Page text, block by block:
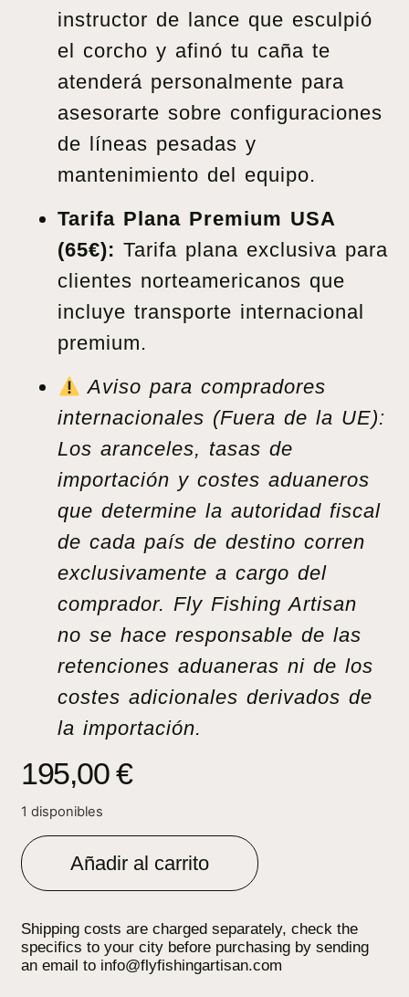
instructor de lance que esculpió
el corcho y afinó tu caña te
atenderá personalmente para
asesorarte sobre configuraciones
de líneas pesadas y
mantenimiento del equipo.
Tarifa Plana Premium USA
(65€): Tarifa plana exclusiva para
clientes norteamericanos que
incluye transporte internacional
premium.
Aviso para compradores
internacionales (Fuera de la UE):
Los aranceles, tasas de
importación y costes aduaneros
que determine la autoridad fiscal
de cada país de destino corren
exclusivamente a cargo del
comprador. Fly Fishing Artisan
no se hace responsable de las
retenciones aduaneras ni de los
costes adicionales derivados de
la importación.
195,00€
1 disponibles
Añadir al carrito
Shipping costs are charged separately, check the
specifics to your city before purchasing by sending
an email to info@flyfishingartisan.com